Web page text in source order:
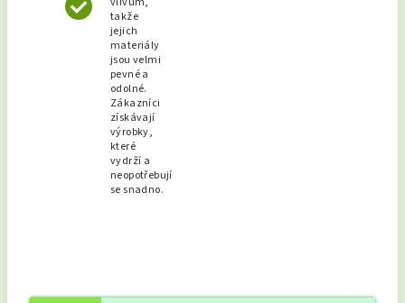
takže
jejich
materiály
jsou velmi
pevné a
odolné.
Zákazníci
získávají
výrobky,
které
vydrží a
neopotřebují
se snadno.